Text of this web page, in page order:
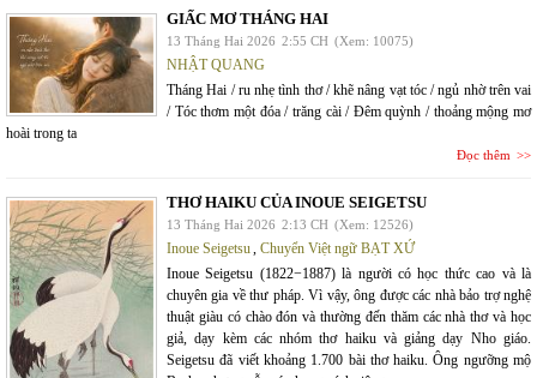
GIẤC MƠ THÁNG HAI
13 Tháng Hai 2026 2:55 CH (Xem: 10075)
NHẬT QUANG
Tháng Hai / ru nhẹ tình thơ / khẽ nâng vạt tóc / ngủ nhờ trên vai
/ Tóc thơm một đóa / trăng cài / Đêm quỳnh / thoảng mộng mơ
hoài trong ta
Đọc thêm
THƠ HAIKU CỦA INOUE SEIGETSU
13 Tháng Hai 2026 2:13 CH (Xem: 12526)
Inoue Seigetsu, Chuyển Việt ngữ BẠT XỨ
Inoue Seigetsu (1822−1887) là người có học thức cao và là
chuyên gia về thư pháp. Vì vậy, ông được các nhà bảo trợ nghệ
thuật giàu có chào đón và thường đến thăm các nhà thơ và học
giả, dạy kèm các nhóm thơ haiku và giảng dạy Nho giáo.
Seigetsu đã viết khoảng 1.700 bài thơ haiku. Ông ngưỡng mộ